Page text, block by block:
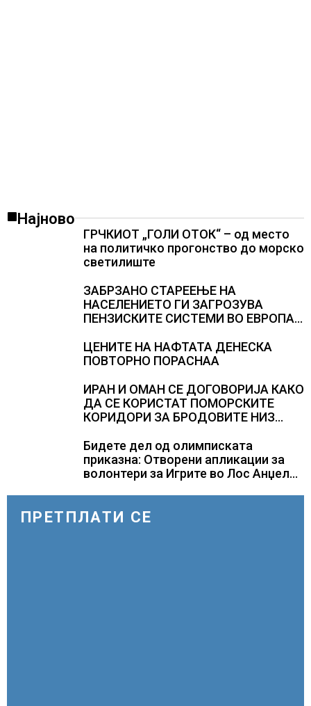
Најново
ГРЧКИОТ „ГОЛИ ОТОК“ – од место
на политичко прогонство до морско
светилиште
ЗАБРЗАНО СТАРЕЕЊЕ НА
НАСЕЛЕНИЕТО ГИ ЗАГРОЗУВА
ПЕНЗИСКИТЕ СИСТЕМИ ВО ЕВРОПА и
ЦЕНИТЕ НА НАФТАТА ДЕНЕСКА
ПОВТОРНО ПОРАСНАА
ИРАН И ОМАН СЕ ДОГОВОРИЈА КАКО
ДА СЕ КОРИСТАТ ПОМОРСКИТЕ
КОРИДОРИ ЗА БРОДОВИТЕ НИЗ
Бидете дел од олимписката
приказна: Отворени апликации за
волонтери за Игрите во Лос Анџелес
ПРЕТПЛАТИ СЕ